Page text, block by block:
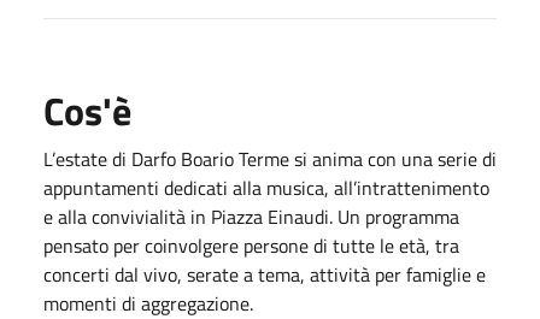
Cos'è
L’estate di Darfo Boario Terme si anima con una serie di
appuntamenti dedicati alla musica, all’intrattenimento
e alla convivialità in Piazza Einaudi. Un programma
pensato per coinvolgere persone di tutte le età, tra
concerti dal vivo, serate a tema, attività per famiglie e
momenti di aggregazione.